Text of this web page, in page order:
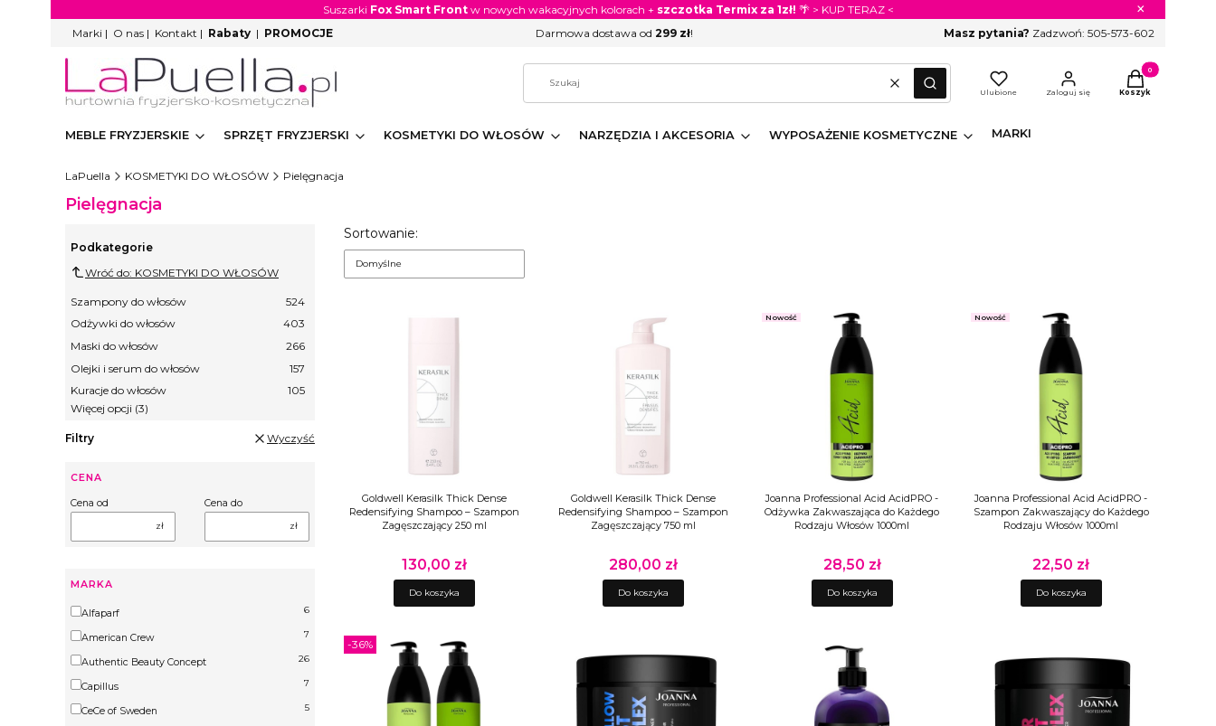
Suszarki Fox Smart Frontw nowych wakacyjnych kolorach + szczotka Termix za 1zł! 🌴 > KUP TERAZ < ×
Marki | O nas | Kontakt | Rabaty | PROMOCJE Darmowa dostawa od 299 zł! Masz pytania? Zadzwoń: 505-573-602
WyczyśćSzukaj
Ulubione Zaloguj się
Produkty w
Koszyk
MEBLE FRYZJERSKIE SPRZĘT FRYZJERSKI KOSMETYKI DO WŁOSÓW NARZĘDZIA I AKCESORIA WYPOSAŻENIE KOSMETYCZNE MARKI
LaPuella KOSMETYKI DO WŁOSÓW Pielęgnacja
Pielęgnacja
Podkategorie
Wróć do: KOSMETYKI DO WŁOSÓW
Szampony do włosów
524
Odżywki do włosów
403
Maski do włosów
266
Olejki i serum do włosów
157
Kuracje do włosów
105
Więcej opcji (3)
Filtry Wyczyść
CENA
Cena od
zł
Cena do
zł
MARKA
Marka
Alfaparf 6
American Crew 7
Authentic Beauty Concept 26
Capillus 7
CeCe of Sweden 5
Lista produktów
Sortowanie:
Domyślne
Goldwell Kerasilk Thick Dense
Redensifying Shampoo – Szampon
Zagęszczający 250 ml
Cena
130,00 zł
Do koszyka
Goldwell Kerasilk Thick Dense
Redensifying Shampoo – Szampon
Zagęszczający 750 ml
Cena
280,00 zł
Do koszyka
Nowość
Joanna Professional Acid AcidPRO -
Odżywka Zakwaszająca do Każdego
Rodzaju Włosów 1000ml
Cena
28,50 zł
Do koszyka
Nowość
Joanna Professional Acid AcidPRO -
Szampon Zakwaszający do Każdego
Rodzaju Włosów 1000ml
Cena
22,50 zł
Do koszyka
-36%